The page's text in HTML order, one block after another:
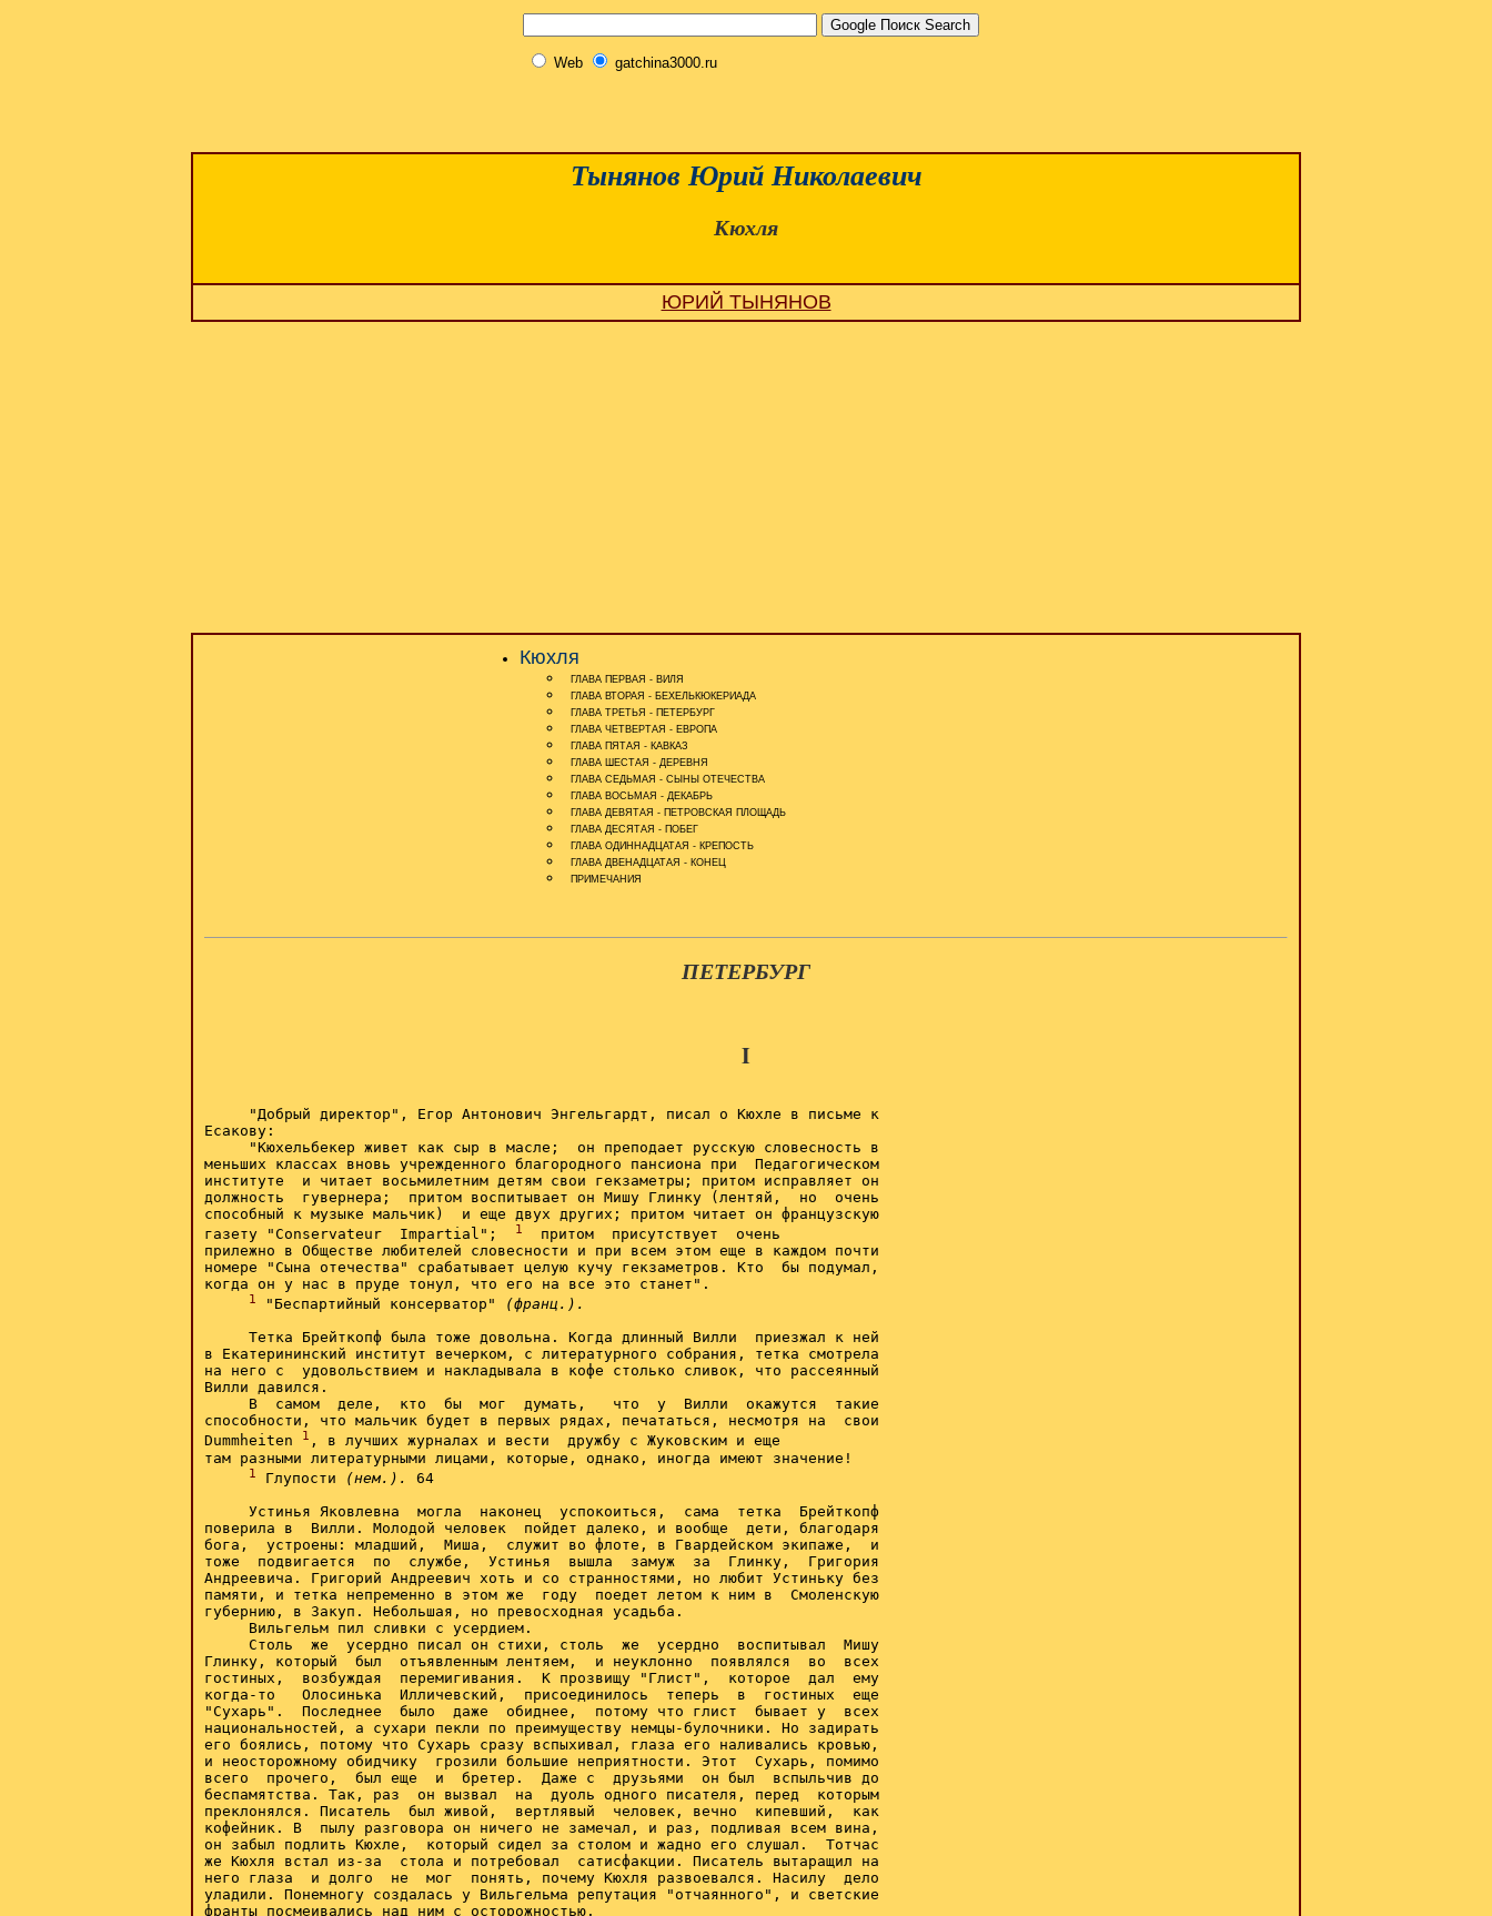
Web gatchina3000.ru
Тынянов Юрий Николаевич
Кюхля
ЮРИЙ ТЫНЯНОВ
Кюхля
ГЛАВА ПЕРВАЯ - ВИЛЯ
ГЛАВА ВТОРАЯ - БЕХЕЛЬКЮКЕРИАДА
ГЛАВА ТРЕТЬЯ - ПЕТЕРБУРГ
ГЛАВА ЧЕТВЕРТАЯ - ЕВРОПА
ГЛАВА ПЯТАЯ - КАВКАЗ
ГЛАВА ШЕСТАЯ - ДЕРЕВНЯ
ГЛАВА СЕДЬМАЯ - СЫНЫ ОТЕЧЕСТВА
ГЛАВА ВОСЬМАЯ - ДЕКАБРЬ
ГЛАВА ДЕВЯТАЯ - ПЕТРОВСКАЯ ПЛОЩАДЬ
ГЛАВА ДЕСЯТАЯ - ПОБЕГ
ГЛАВА ОДИННАДЦАТАЯ - КРЕПОСТЬ
ГЛАВА ДВЕНАДЦАТАЯ - КОНЕЦ
ПРИМЕЧАНИЯ
ПЕТЕРБУРГ
I
     "Добрый директор", Егор Антонович Энгельгардт, писал о Кюхле в письме к
Есакову:
     "Кюхельбекер живет как сыр в масле;  он преподает русскую словесность в
меньших классах вновь учрежденного благородного пансиона при  Педагогическом
институте  и читает восьмилетним детям свои гекзаметры; притом исправляет он
должность  гувернера;  притом воспитывает он Мишу Глинку (лентяй,  но  очень
способный к музыке мальчик)  и еще двух других; притом читает он французскую
газету "Conservateur  Impartial";
1
  притом  присутствует  очень
прилежно в Обществе любителей словесности и при всем этом еще в каждом почти
номере "Сына отечества" срабатывает целую кучу гекзаметров. Кто  бы подумал,
когда он у нас в пруде тонул, что его на все это станет".
1 "Беспартийный консерватор"
(франц.).
     Тетка Брейткопф была тоже довольна. Когда длинный Вилли  приезжал к ней
в Екатерининский институт вечерком, с литературного собрания, тетка смотрела
на него с  удовольствием и накладывала в кофе столько сливок, что рассеянный
Вилли давился.
     В  самом  деле,  кто  бы  мог  думать,   что  у  Вилли  окажутся  такие
способности, что мальчик будет в первых рядах, печататься, несмотря на  свои
Dummheiten
1 , в лучших журналах и вести  дружбу с Жуковским и еще
там разными литературными лицами, которые, однако, иногда имеют значение!
1 Глупости (нем.).
64
     Устинья Яковлевна  могла  наконец  успокоиться,  сама  тетка  Брейткопф
поверила в  Вилли. Молодой человек  пойдет далеко, и вообще  дети, благодаря
бога,  устроены: младший,  Миша,  служит во флоте, в Гвардейском экипаже,  и
тоже  подвигается  по  службе,  Устинья  вышла  замуж  за  Глинку,  Григория
Андреевича. Григорий Андреевич хоть и со странностями, но любит Устиньку без
памяти, и тетка непременно в этом же  году  поедет летом к ним в  Смоленскую
губернию, в Закуп. Небольшая, но превосходная усадьба.
     Вильгельм пил сливки с усердием.
     Столь  же  усердно писал он стихи, столь  же  усердно  воспитывал  Мишу
Глинку, который  был  отъявленным лентяем,  и неуклонно  появлялся  во  всех
гостиных,  возбуждая  перемигивания.  К прозвищу "Глист",  которое  дал  ему
когда-то   Олосинька  Илличевский,  присоединилось  теперь  в  гостиных  еще
"Сухарь".  Последнее  было  даже  обиднее,  потому что глист  бывает у  всех
национальностей, а сухари пекли по преимуществу немцы-булочники. Но задирать
его боялись, потому что Сухарь сразу вспыхивал, глаза его наливались кровью,
и неосторожному обидчику  грозили большие неприятности. Этот  Сухарь, помимо
всего  прочего,  был еще  и  бретер.  Даже с  друзьями  он был  вспыльчив до
беспамятства. Так, раз  он вызвал  на  дуоль одного писателя, перед  которым
преклонялся. Писатель  был живой,  вертлявый  человек, вечно  кипевший,  как
кофейник. В  пылу разговора он ничего не замечал, и раз, подливая всем вина,
он забыл подлить Кюхле,  который сидел за столом и жадно его слушал.  Тотчас
же Кюхля встал из-за  стола и потребовал  сатисфакции. Писатель вытаращил на
него глаза  и долго  не  мог  понять, почему Кюхля развоевался. Насилу  дело
уладили. Понемногу создалась у Вильгельма репутация "отчаянного", и светские
франты посмеивались над ним с осторожностью.